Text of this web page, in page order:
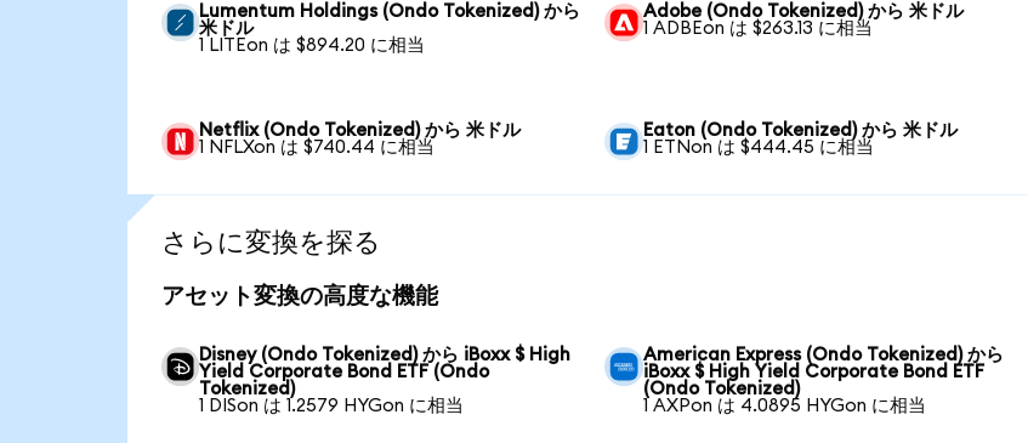
Lumentum Holdings (Ondo Tokenized) から
米ドル
1 LITEon は $894.20 に相当
Adobe (Ondo Tokenized) から 米ドル
1 ADBEon は $263.13 に相当
Netflix (Ondo Tokenized) から 米ドル
1 NFLXon は $740.44 に相当
Eaton (Ondo Tokenized) から 米ドル
1 ETNon は $444.45 に相当
さらに変換を探る
アセット変換の高度な機能
Disney (Ondo Tokenized) から iBoxx $ High
Yield Corporate Bond ETF (Ondo
Tokenized)
1 DISon は 1.2579 HYGon に相当
American Express (Ondo Tokenized) から
iBoxx $ High Yield Corporate Bond ETF
(Ondo Tokenized)
1 AXPon は 4.0895 HYGon に相当